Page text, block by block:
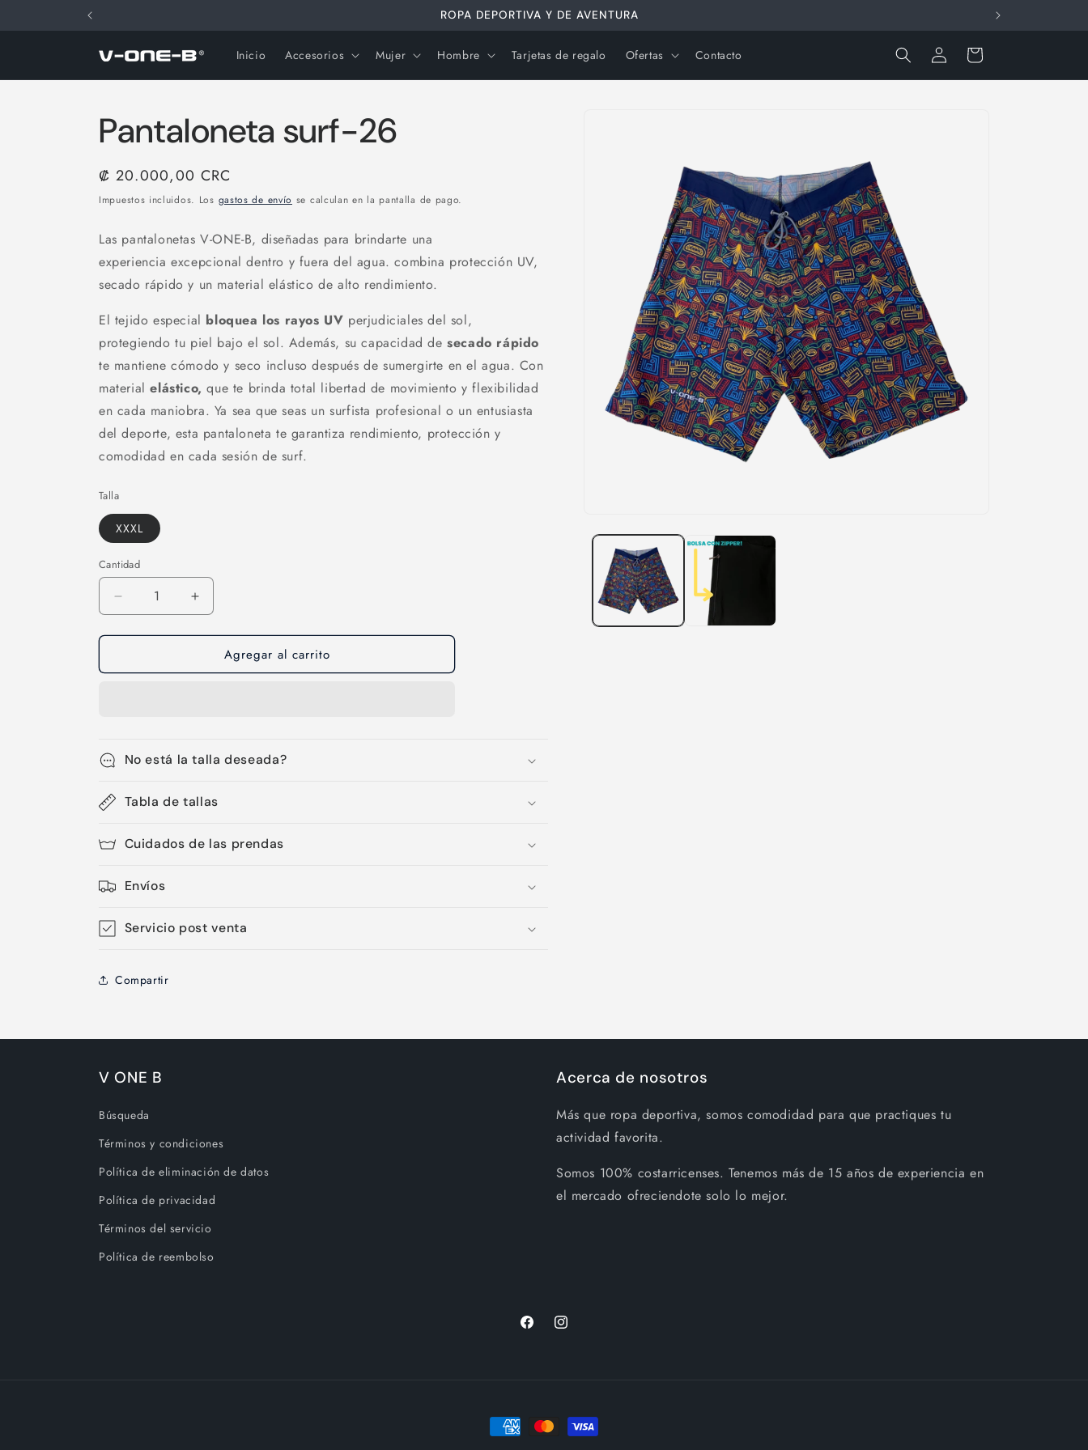
al contenido
ROPA DEPORTIVA Y DE AVENTURA
Inicio Accesorios Mujer Hombre Tarjetas de regalo Ofertas Contacto
Iniciar
sesión
Carrito
elemento
multimedia
ventana
modal
Pantaloneta surf-26
Precio
habitual
₡ 20.000,00 CRC
Impuestos incluidos. Los gastos de envío se calculan en la pantalla de pago.
Las pantalonetas V-ONE-B, diseñadas para brindarte una
experiencia excepcional dentro y fuera del agua. combina protección UV,
secado rápido y un material elástico de alto rendimiento.
El tejido especial bloquea los rayos UV perjudiciales del sol,
protegiendo tu piel bajo el sol. Además, su capacidad desecado rápido
te mantiene cómodo y seco incluso después de sumergirte en el agua. Con
materialelástico, que te brinda total libertad de movimiento y flexibilidad
en cada maniobra. Ya sea que seas un surfista profesional o un entusiasta
del deporte, esta pantaloneta te garantiza rendimiento, protección y
comodidad en cada sesión de surf.
Talla
XXXL
Cantidad
Cantidad
Reducir
cantidad
para
surf-
Aumentar
cantidad
para
Pantaloneta
surf-
Agregar al carrito
No está la talla deseada?
Tabla de tallas
Cuidados de las prendas
Envíos
Servicio post venta
Compartir
V ONE B
Búsqueda
Términos y condiciones
Política de eliminación de datos
Política de privacidad
Términos del servicio
Política de reembolso
Acerca de nosotros
Más que ropa deportiva, somos comodidad para que practiques tu
actividad favorita.
Somos 100% costarricenses. Tenemos más de 15 años de experiencia en
el mercado ofreciendote solo lo mejor.
FacebookInstagram
Formas